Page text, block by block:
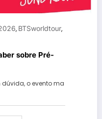
, BTSworldtour,
sobre Pré-
dúvida, o evento ma